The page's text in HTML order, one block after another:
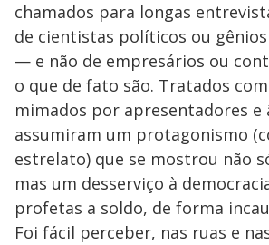
chamados para longas
de cientistas políticos ou
— e não de empresários ou
o que de fato são. Tratados
mimados por apresentadores e
assumiram um protagonismo
estrelato) que se mostrou não
mas um desserviço à
profetas a soldo, de forma
Foi fácil perceber, nas ruas e